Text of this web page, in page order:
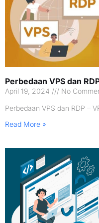
Perbedaan VPS dan
April 19, 2024
No
Perbedaan VPS dan RDP –
Read More »